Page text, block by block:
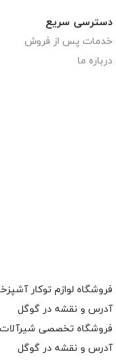
دسترسی سریع
خدمات پس از فروش
درباره ما
فروشگاه لوازم توکار
آدرس و نقشه در گوگل
فروشگاه تخصصی
آدرس و نقشه در گوگل